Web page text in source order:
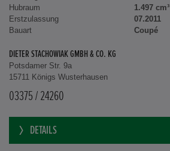
Hubraum
1.497 cm³
Erstzulassung
07.2011
Bauart
Coupé
DIETER STACHOWIAK GMBH & CO. KG
Potsdamer Str. 9a
15711 Königs Wusterhausen
03375 / 24260
DETAILS